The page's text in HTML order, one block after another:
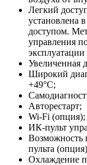
Легкий
установлена
доступом.
управления
Увеличенная
Широкий
+49°С;
Авторестарт;
Wi-Fi (опция);
ИК-пульт
Возможность
пульта
Охлаждение